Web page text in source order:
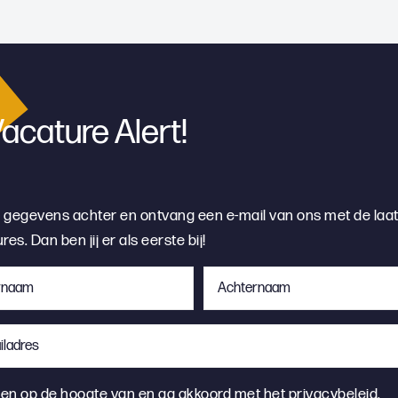
Alert!
gegevens achter en ontvang een e-mail van ons met de
Dan ben jij er als eerste bij!
Achternaam
op de hoogte van en ga akkoord met het privacybeleid.